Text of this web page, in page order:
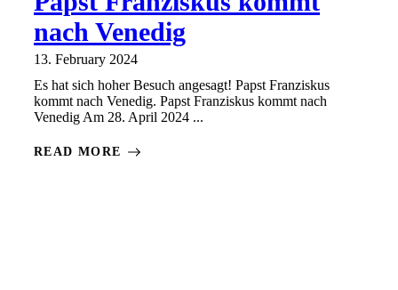
nach Venedig
13. February 2024
Es hat sich hoher Besuch angesagt! Papst Franziskus
kommt nach Venedig. Papst Franziskus kommt nach
Venedig Am 28. April 2024 ...
READ MORE